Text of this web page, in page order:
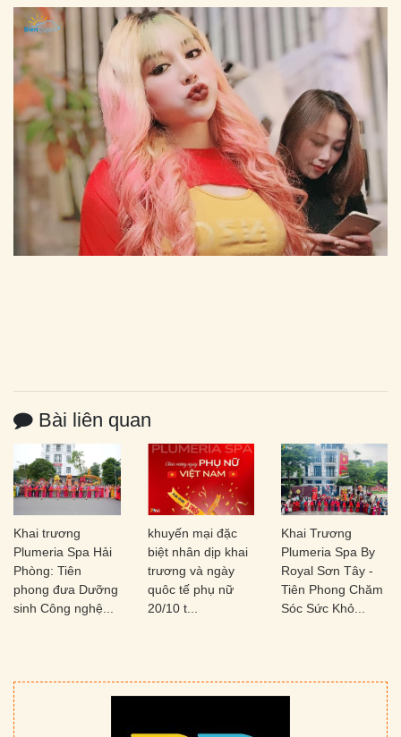
Bài liên quan
khuyến mại đặc
biệt nhân dịp khai
trương và ngày
quôc tế phụ nữ
20/10 t...
Khai Trương
Plumeria Spa By
Royal Sơn Tây -
Tiên Phong Chăm
Sóc Sức Khỏ...
Khai Trương
Plumeria Spa Việt
Trì | Cơ Sở Thứ 6
Chính Thức Ra
Mắt